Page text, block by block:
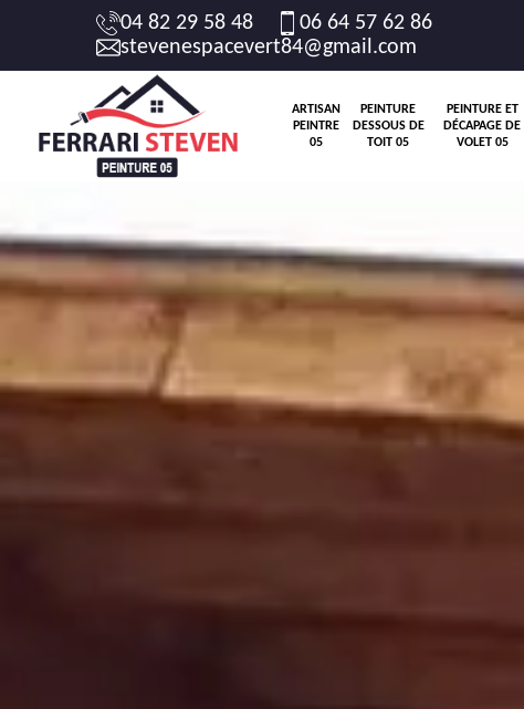
04 82 29 58 48
06 64 57 62 86
stevenespacevert84@gmail.com
ARTISAN
PEINTRE
05
PEINTURE
DESSOUS DE
TOIT 05
PEINTURE ET
DÉCAPAGE DE
VOLET 05